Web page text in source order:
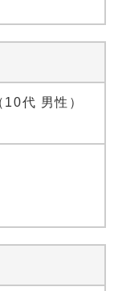
代 男性）